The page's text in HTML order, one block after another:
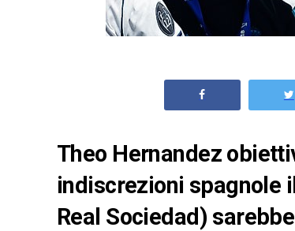
Theo Hernandez
indiscrezioni spagnole
Real Sociedad)